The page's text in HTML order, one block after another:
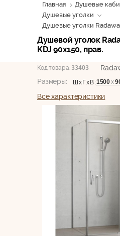
Главная
Душевые
Душевые уголки
Душевые уголки
Душевой уголок
KDJ 90x150, прав.
Код товара: 33403
Размеры:
ШхГхВ:1500х
Все характеристики